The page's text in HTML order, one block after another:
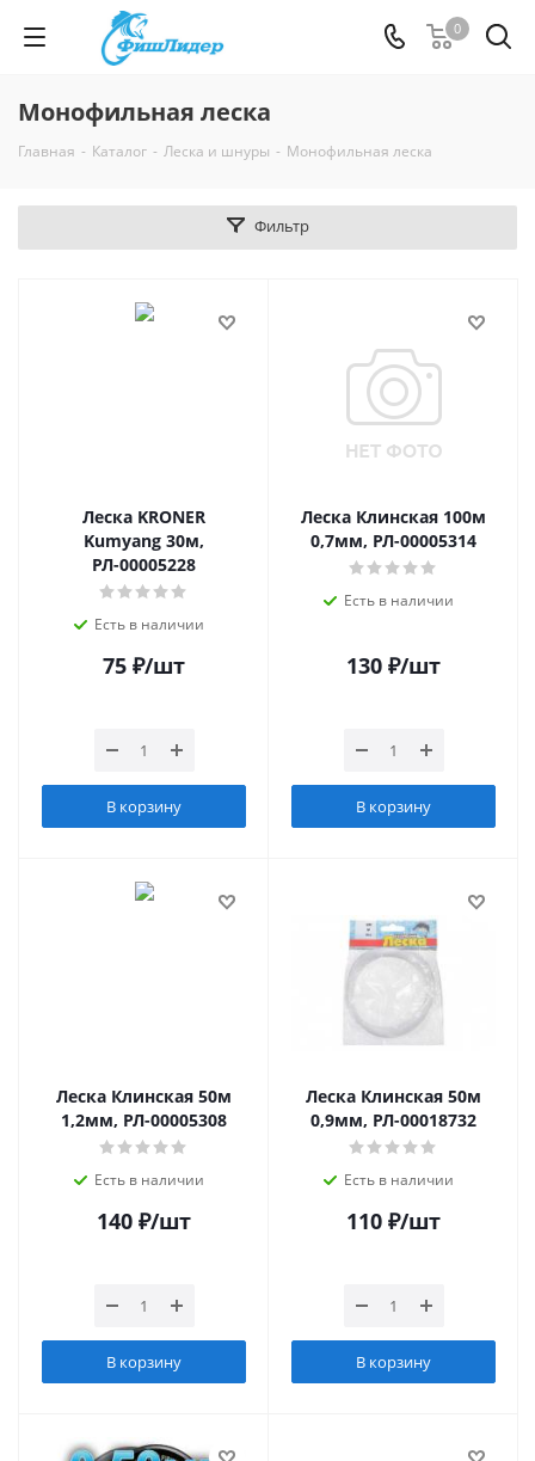
0
Монофильная леска
Главная - Каталог - Леска и шнуры - Монофильная леска
Фильтр
Леска KRONER
Kumyang 30м,
РЛ-00005228
Есть в наличии
75 ₽/шт
В корзину
Леска Клинская 100м
0,7мм, РЛ-00005314
Есть в наличии
130 ₽/шт
В корзину
Леска Клинская 50м
1,2мм, РЛ-00005308
Есть в наличии
140 ₽/шт
В корзину
Леска Клинская 50м
0,9мм, РЛ-00018732
Есть в наличии
110 ₽/шт
В корзину